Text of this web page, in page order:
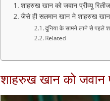
शाहरुख खान को जवान प्रीव्यू
जैसे ही सलमान खान ने शाहरुख खान
दुनिया के सामने लाने से पहले
Related
शाहरुख खान को जवान